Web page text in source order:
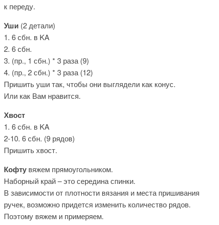
к переду.
Уши (2 детали)
1. 6 сбн. в KA
2. 6 сбн.
3. (пр., 1 сбн.) * 3 раза (9)
4. (пр., 2 сбн.) * 3 раза (12)
Пришить уши так, чтобы они выглядели как конус.
Или как Вам нравится.
Хвост
1. 6 сбн. в KA
2-10. 6 сбн. (9 рядов)
Пришить хвост.
Кофту вяжем прямоугольником.
Наборный край – это середина спинки.
В зависимости от плотности вязания и места пришивания
ручек, возможно придется изменить количество рядов.
Поэтому вяжем и примеряем.